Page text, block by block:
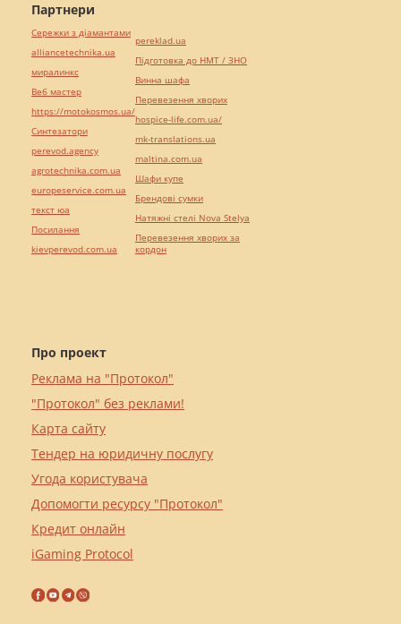
Про проект
Реклама на "Протокол"
"Протокол" без реклами!
Карта сайту
Тендер на юридичну послугу
Угода користувача
Допомогти ресурсу "Протокол"
Кредит онлайн
iGaming Protocol
Партнери
Сережки з діамантами
alliancetechnika.ua
миралинкс
Веб мастер
https://motokosmos.ua/
Синтезатори
perevod.agency
agrotechnika.com.ua
europeservice.com.ua
текст юа
Посилання
kievperevod.com.ua
pereklad.ua
Підготовка до НМТ / ЗНО
Винна шафа
Перевезення хворих
hospice-life.com.ua/
mk-translations.ua
maltina.com.ua
Шафи купе
Брендові сумки
Натяжні стелі Nova Stelya
Перевезення хворих за
кордон